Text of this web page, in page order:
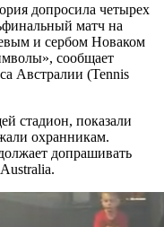
допросила четырех
матч на
и сербом Новаком
сообщает
Австралии (Tennis
стадион, показали
охранникам.
допрашивать